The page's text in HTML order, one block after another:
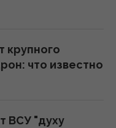
крупного
что известно
ВСУ "духу